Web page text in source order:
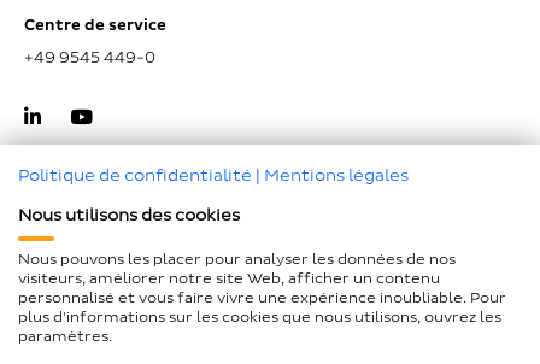
Centre de service
+49 9545 449-0
Haut de page
Mentions légales
Protection des données
Politique de confidentialité | Mentions légales
Nous utilisons des cookies
Nous pouvons les placer pour analyser les données de nos
visiteurs, améliorer notre site Web, afficher un contenu
personnalisé et vous faire vivre une expérience inoubliable. Pour
plus d'informations sur les cookies que nous utilisons, ouvrez les
paramètres.